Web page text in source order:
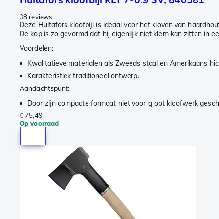
38 reviews
Deze Hultafors kloofbijl is ideaal voor het kloven van
De kop is zo gevormd dat hij eigenlijk niet klem kan zitten in
Voordelen:
Kwalitatieve materialen als Zweeds staal en Amerikaans
Karakteristiek traditioneel ontwerp.
Aandachtspunt:
Door zijn compacte formaat niet voor groot kloofwerk
€ 75,49
Op voorraad